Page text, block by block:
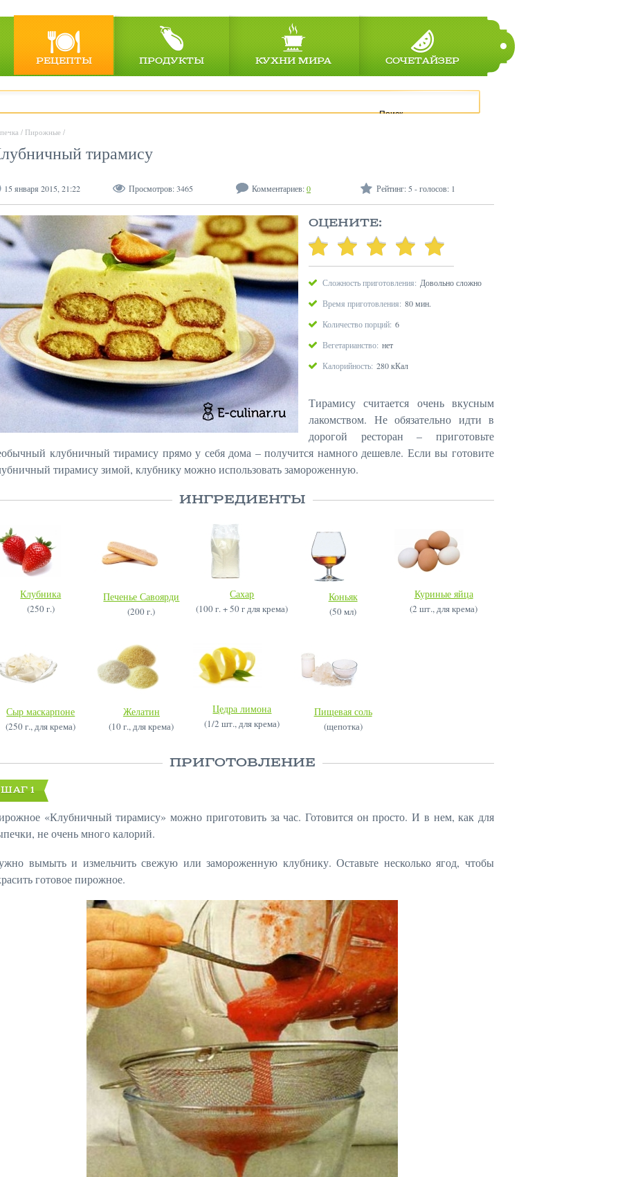
РЕЦЕПТЫ ПРОДУКТЫ КУХНИ МИРА СОЧЕТАЙЗЕР
Поиск
/ Пирожные /
тирамису
15 января 2015, 21:22 Просмотров:3465 Комментариев:0 Рейтинг: 5 - голосов: 1
ОЦЕНИТЕ:
Сложность приготовления: Довольно сложно
Время приготовления: 80 мин.
Количество порций: 6
Вегетарианство: нет
Калорийность: 280 кКал
Тирамису считается очень вкусным
лакомством. Не обязательно идти в
дорогой ресторан – приготовьте
клубничный тирамису прямо у себя дома – получится намного дешевле. Если вы готовите
тирамису зимой, клубнику можно использовать замороженную.
ИНГРЕДИЕНТЫ
Клубника
(250 г.)
Печенье Савоярди
(200 г.)
Сахар
(100 г. + 50 г для крема)
Коньяк
(50 мл)
Куриные яйца
(2 шт., для крема)
Сыр маскарпоне
(250 г., для крема)
Желатин
(10 г., для крема)
Цедра лимона
(1/2 шт., для крема)
Пищевая соль
(щепотка)
ПРИГОТОВЛЕНИЕ
ШАГ 1
«Клубничный тирамису» можно приготовить за час. Готовится он просто. И в нем, как для
не очень много калорий.
вымыть и измельчить свежую или замороженную клубнику. Оставьте несколько ягод, чтобы
готовое пирожное.